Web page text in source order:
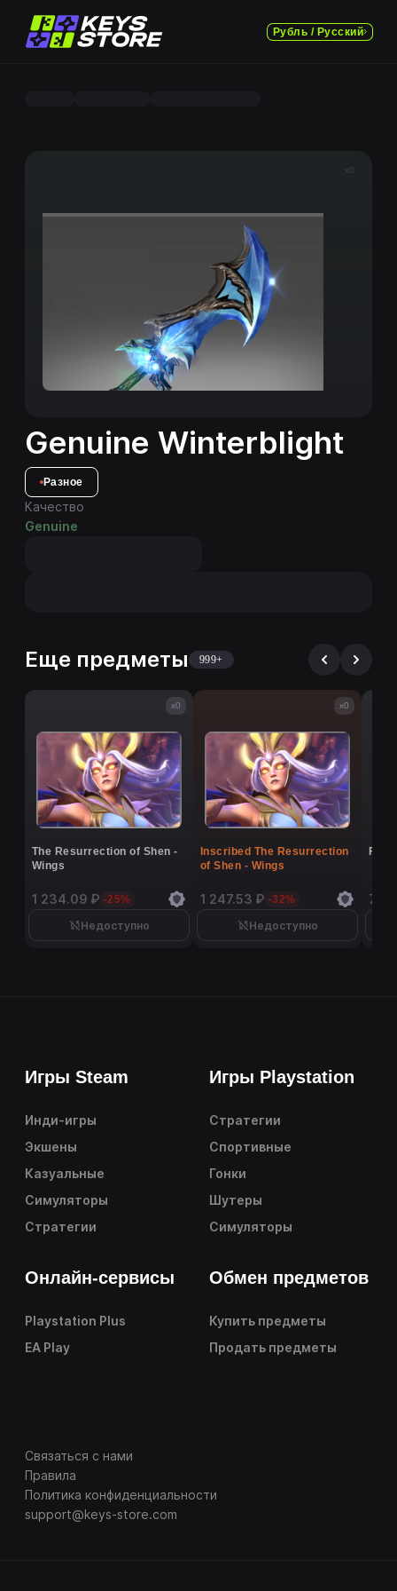
Рубль / Русский
x0
Genuine Winterblight
Разное
Качество
Genuine
Еще предметы 999+
x0
The Resurrection of Shen -
Wings
1 234.09 ₽ -25%
Недоступно
x0
Inscribed The Resurrection
of Shen - Wings
1 247.53 ₽ -32%
Недоступно
7
Игры Steam
Инди-игры
Экшены
Казуальные
Симуляторы
Стратегии
Игры Playstation
Стратегии
Спортивные
Гонки
Шутеры
Симуляторы
Онлайн-сервисы
Playstation Plus
EA Play
Обмен предметов
Купить предметы
Продать предметы
Связаться с нами
Правила
Политика конфиденциальности
support@keys-store.com